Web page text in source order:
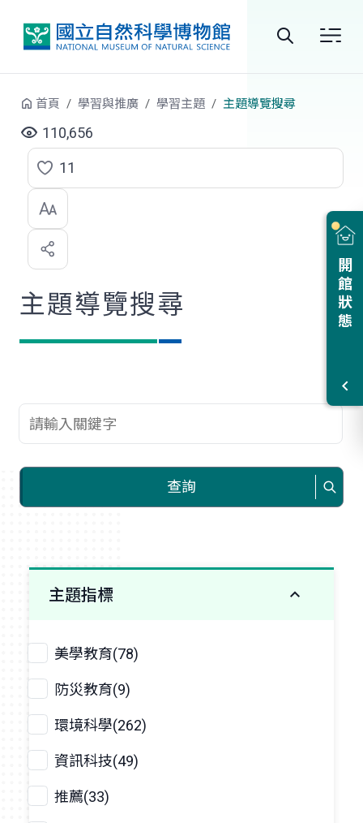
站
尋
開館狀態
首頁 學習與推廣 學習主題 主題導覽搜尋
110,656
點
選
喜
歡
11
主題導覽搜尋
查詢關鍵字
查詢
主題指標
美學教育(78)
防災教育(9)
環境科學(262)
資訊科技(49)
推薦(33)